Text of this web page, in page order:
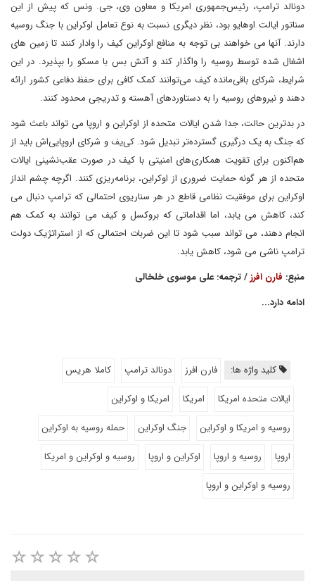
دونالد ترامپ، رئیس‌جمهوری امریکا و معاون وی، جی. ونس که پیش از این
سناتور ایالت اوهایو بود، نظر دیگری نسبت به نوع تعامل اوکراین با جنگ روسیه
دارند. آنها می خواهند بی توجه به منافع اوکراین کیف را وادار کنند تا زمین های
اشغال شده توسط روسیه را واگذار کند و آتش بس با مسکو را بپذیرد. در این
شرایط، شرکای باقی‌مانده کیف می‌توانند کمک کافی برای حفظ دفاعی کشور ارائه
دهند و نیروهای روسیه را به دستاوردهای آهسته و تدریجی محدود کنند.
در بدترین حالت، جدا شدن ایالات متحده از اوکراین و اروپا می تواند باعث شود
که جنگ به یک درگیری گسترده‌تر تبدیل شود. کی‌یف و شرکای اروپایی‌اش باید از
هم‌اکنون برای تقویت همکاری‌های امنیتی با کیف در صورت عقب‌نشینی ایالات
متحده از هر گونه حمایت ضروری از اوکراین، برنامه‌ریزی کنند. اگرچه چشم انداز
اوکراین برای موفقیت نظامی قاطع در هر سناریوی احتمالی که ترامپ دنبال می
کند، کاهش می یابد، اما اقداماتی که بروکسل و کیف می توانند به کمک هم
انجام دهند، می تواند سبب شود تا این ضربات احتمالی که از استراتژیک دولت
ترامپ ناشی می شود، کاهش یابد.
منبع: فارن افرز/ ترجمه: علی موسوی خلخالی
ادامه دارد...
کلید واژه ها: فارن افرز دونالد ترامپ
کاملا هریس
ایالات متحده امریکا
امریکا
امریکا و اوکراین
روسیه و امریکا و اوکراین
جنگ اوکراین
حمله روسیه به اوکراین
اروپا
روسیه و اروپا اوکراین و اروپا
روسیه و اوکراین و امریکا
روسیه و اوکراین و اروپا